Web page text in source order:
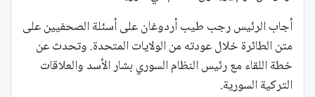
أجاب الرئيس رجب طيب أردوغان على أسئلة الصحفيين على
متن الطائرة خلال عودته من الولايات المتحدة. وتحدث عن
خطة اللقاء مع رئيس النظام السوري بشار الأسد والعلاقات
التركية السورية.